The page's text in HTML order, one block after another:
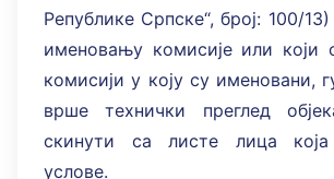
Републике Српске“, број: 100/
именовању комисије или који
комисији у коју су именовани,
врше технички преглед
скинути са листе лица која
услове.